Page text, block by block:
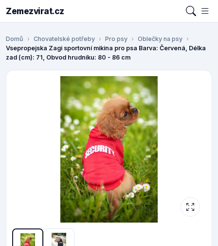
Zemezvirat.cz
Domů Chovatelské potřeby Pro psy
Oblečky na psy
Vsepropejska Zagi sportovní mikina pro psa Barva: Červená, Délka
zad (cm): 71, Obvod hrudníku: 80 - 86 cm